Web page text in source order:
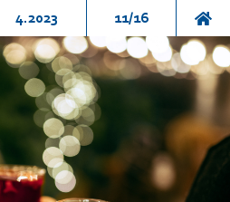
4.2023 11/16